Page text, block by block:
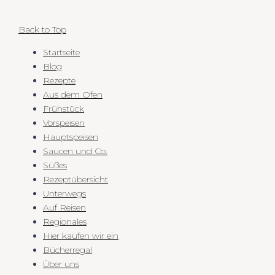
Back to Top
Startseite
Blog
Rezepte
Aus dem Ofen
Frühstück
Vorspeisen
Hauptspeisen
Saucen und Co.
Süßes
Rezeptübersicht
Unterwegs
Auf Reisen
Regionales
Hier kaufen wir ein
Bücherregal
Über uns